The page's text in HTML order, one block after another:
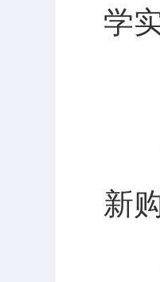
学
项
新
项